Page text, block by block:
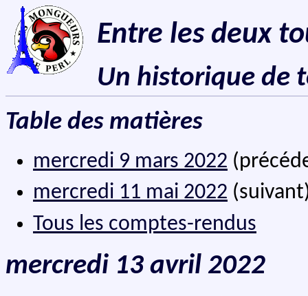
Entre les deux
Un historique de
Table des matières
mercredi 9 mars 2022
mercredi 11 mai 2022
Tous les comptes-rendus
mercredi 13 avril 2022